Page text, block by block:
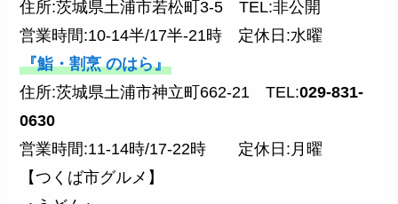
住所:茨城県土浦市若松町3-5 TEL:非公開
営業時間:10-14半/17半-21時 定休日:水曜
『鮨・割烹 のはら』
住所:茨城県土浦市神立町662-21 TEL:029-831-
0630
営業時間:11-14時/17-22時 定休日:月曜
【つくば市グルメ】